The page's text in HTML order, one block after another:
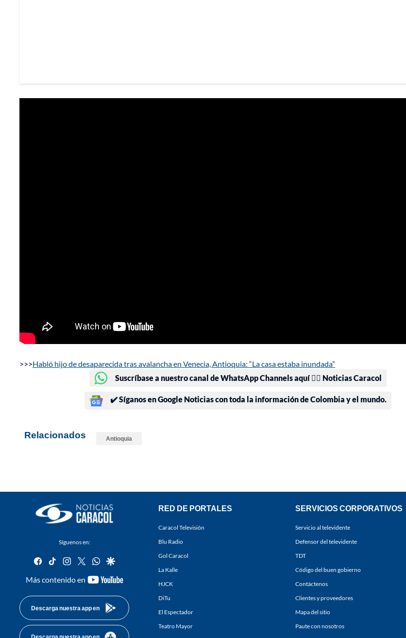
>>>Habló hijo de desaparecida tras avalancha en Venecia, Antioquia: “La casa estaba inundada”
Suscríbase a nuestro canal de WhatsApp Channels aquí 👉🏻 Noticias Caracol
✔️ Síganos en Google Noticias con toda la información de Colombia y el mundo.
Relacionados Antioquia
Síguenos en:
facebook
tiktok instagram
twitterwhatsapp
google
Más contenido en
youtube-
Descarga nuestra app en
RED DE PORTALES
Caracol Televisión
Blu Radio
Gol Caracol
La Kalle
HJCK
DiTu
El Espectador
Teatro Mayor
SERVICIOS CORPORATIVOS
Servicio al televidente
Defensor del televidente
TDT
Código del buen gobierno
Contáctenos
Clientes y proveedores
Mapa del sitio
Paute con nosotros